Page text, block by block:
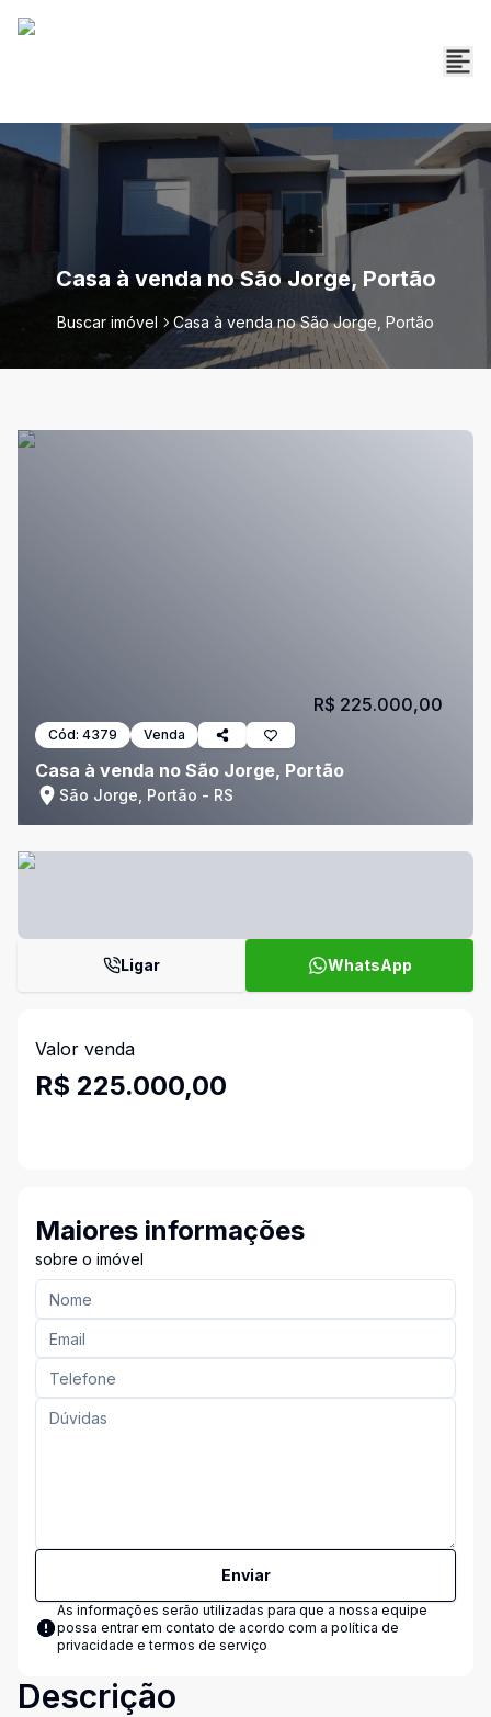
Casa à venda no São Jorge, Portão
Buscar imóvel Casa à venda no São Jorge, Portão
Cód: 4379 Venda
Casa à venda no São Jorge, Portão
São Jorge, Portão - RS
R$ 225.000,00
Ligar WhatsApp
Valor venda
R$ 225.000,00
Maiores informações
sobre o imóvel
Enviar
As informações serão utilizadas para que a nossa equipe
possa entrar em contato de acordo com a política de
privacidade e termos de serviço
Descrição